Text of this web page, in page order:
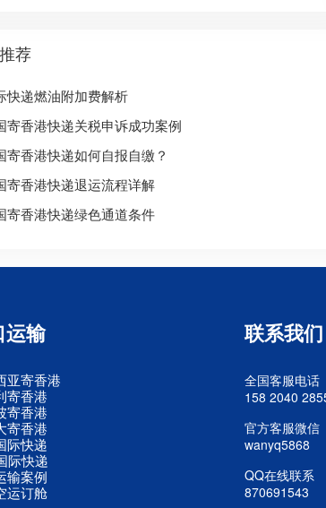
荐
快递燃油附加费解析
寄香港快递关税申诉成功案例
寄香港快递如何自报自缴？
寄香港快递退运流程详解
寄香港快递绿色通道条件
运输
亚寄香港
寄香港
寄香港
寄香港
际快递
际快递
输案例
运订舱
联系我们
全国客服电话
158 2040
官方客服微信
wanyq5868
QQ在线联系
870691543